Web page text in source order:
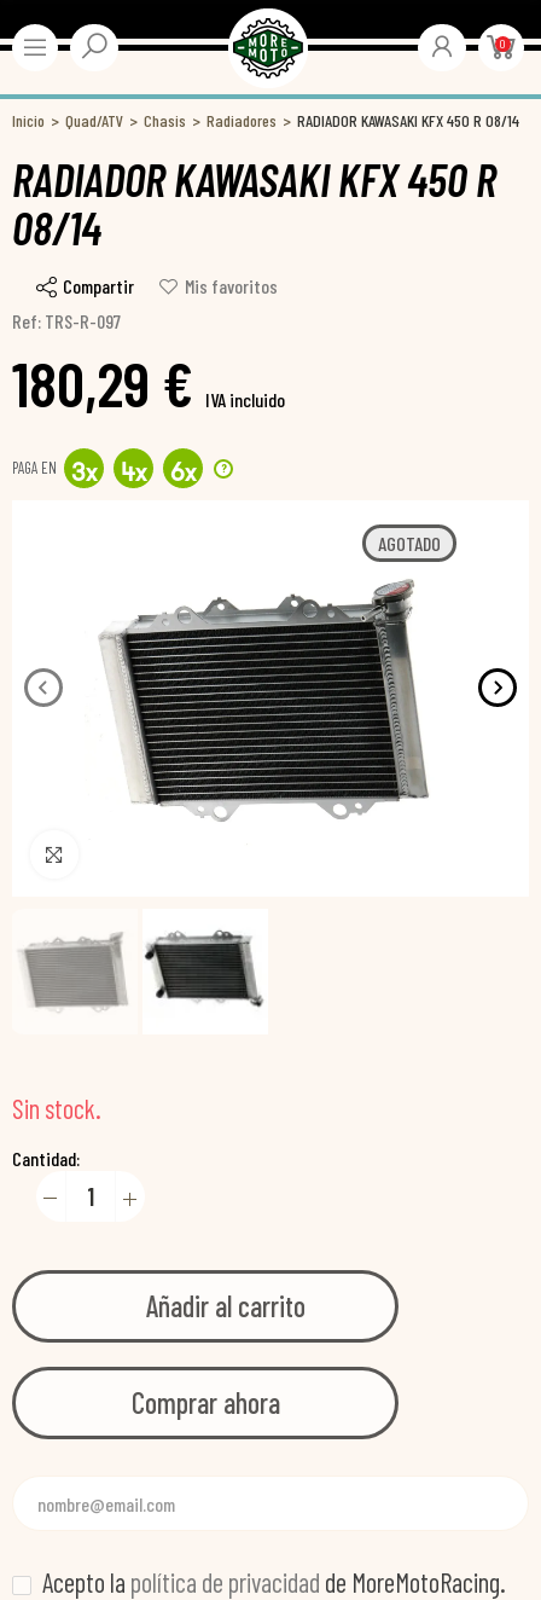
0
Inicio Quad/ATV Chasis Radiadores RADIADOR KAWASAKI KFX 450 R 08/14
RADIADOR KAWASAKI KFX 450 R
08/14
Compartir
Mis favoritos
Ref: TRS-R-097
180,29 € IVA incluido
PAGA EN 3x 4x 6x ?
AGOTADO
Sin stock.
Cantidad:
Añadir al carrito
Comprar ahora
Acepto la política de privacidad de MoreMotoRacing.